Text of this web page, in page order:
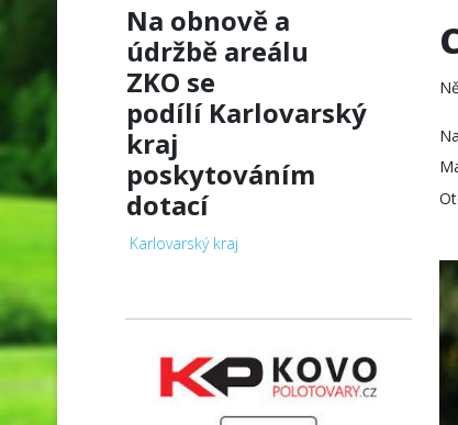
Na obnově a
údržbě areálu
ZKO se
podílí Karlovarský
kraj
poskytováním
dotací
Karlovarský kraj